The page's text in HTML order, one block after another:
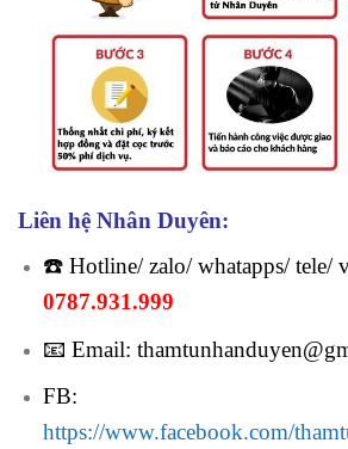
Liên hệ Nhân Duyên:
☎️ Hotline/ zalo/ whatapps/ tele/
0787.931.999
📧 Email:
FB:
https://www.facebook.com/